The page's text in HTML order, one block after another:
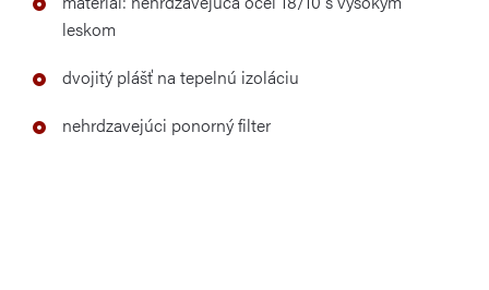
leskom
dvojitý plášť na tepelnú izoláciu
nehrdzavejúci ponorný filter